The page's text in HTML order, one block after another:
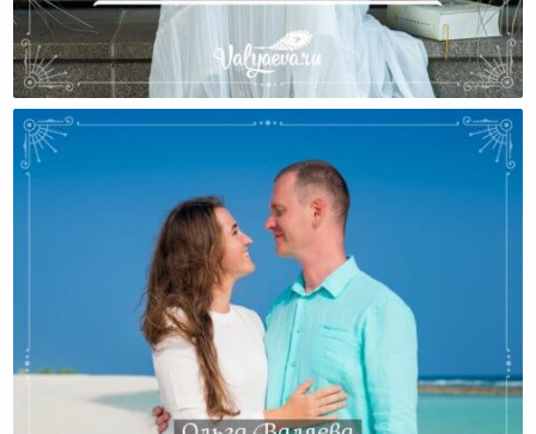
Итальянские Каникулы (часть Эмоциональная
Ностальгическая)